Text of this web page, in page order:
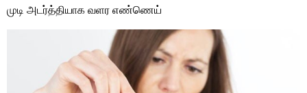
முடி அடர்த்தியாக வளர எண்ணெய்